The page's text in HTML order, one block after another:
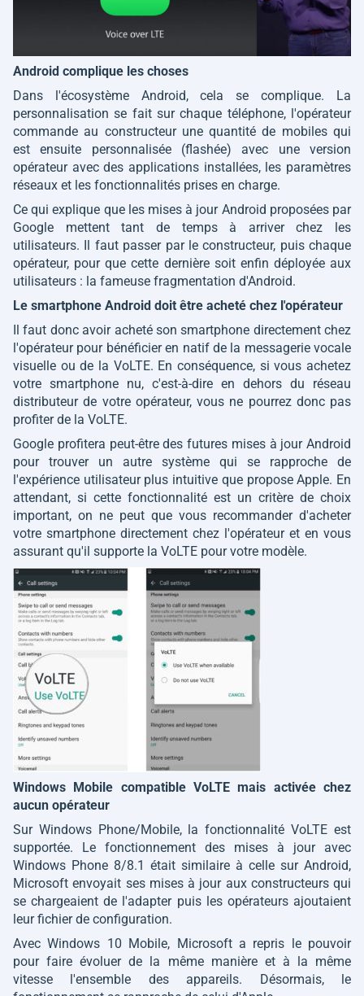
Android complique les choses
Dans l'écosystème Android, cela se complique. La
personnalisation se fait sur chaque téléphone, l'opérateur
commande au constructeur une quantité de mobiles qui
est ensuite personnalisée (flashée) avec une version
opérateur avec des applications installées, les paramètres
réseaux et les fonctionnalités prises en charge.
Ce qui explique que les mises à jour Android proposées par
Google mettent tant de temps à arriver chez les
utilisateurs. Il faut passer par le constructeur, puis chaque
opérateur, pour que cette dernière soit enfin déployée aux
utilisateurs : la fameuse fragmentation d'Android.
Le smartphone Android doit être acheté chez l'opérateur
Il faut donc avoir acheté son smartphone directement chez
l'opérateur pour bénéficier en natif de la messagerie vocale
visuelle ou de la VoLTE. En conséquence, si vous achetez
votre smartphone nu, c'est-à-dire en dehors du réseau
distributeur de votre opérateur, vous ne pourrez donc pas
profiter de la VoLTE.
Google profitera peut-être des futures mises à jour Android
pour trouver un autre système qui se rapproche de
l'expérience utilisateur plus intuitive que propose Apple. En
attendant, si cette fonctionnalité est un critère de choix
important, on ne peut que vous recommander d'acheter
votre smartphone directement chez l'opérateur et en vous
assurant qu'il supporte la VoLTE pour votre modèle.
Windows Mobile compatible VoLTE mais activée chez
aucun opérateur
Sur Windows Phone/Mobile, la fonctionnalité VoLTE est
supportée. Le fonctionnement des mises à jour avec
Windows Phone 8/8.1 était similaire à celle sur Android,
Microsoft envoyait ses mises à jour aux constructeurs qui
se chargeaient de l'adapter puis les opérateurs ajoutaient
leur fichier de configuration.
Avec Windows 10 Mobile, Microsoft a repris le pouvoir
pour faire évoluer de la même manière et à la même
vitesse l'ensemble des appareils. Désormais, le